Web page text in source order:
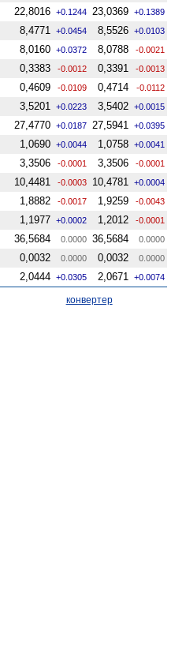
22,8016 +0.1244 23,0369 +0.1389
8,4771 +0.0454 8,5526 +0.0103
8,0160 +0.0372 8,0788 -0.0021
0,3383 -0.0012 0,3391 -0.0013
0,4609 -0.0109 0,4714 -0.0112
3,5201 +0.0223 3,5402 +0.0015
27,4770 +0.0187 27,5941 +0.0395
1,0690 +0.0044 1,0758 +0.0041
3,3506 -0.0001 3,3506 -0.0001
10,4481 -0.0003 10,4781 +0.0004
1,8882 -0.0017 1,9259 -0.0043
1,1977 +0.0002 1,2012 -0.0001
36,5684 0.0000 36,5684 0.0000
0,0032 0.0000 0,0032 0.0000
2,0444 +0.0305 2,0671 +0.0074
конвертер